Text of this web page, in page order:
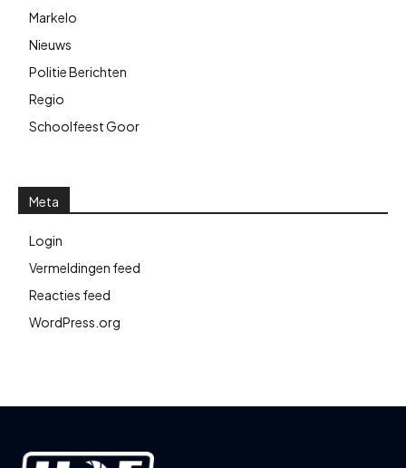
Markelo
Nieuws
Politie Berichten
Regio
Schoolfeest Goor
Meta
Login
Vermeldingen feed
Reacties feed
WordPress.org